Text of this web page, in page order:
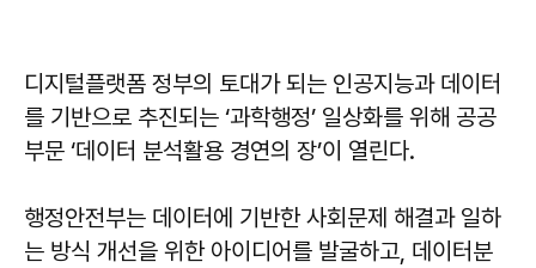
디지털플랫폼 정부의 토대가 되는 인공지능과 데이터
를 기반으로 추진되는 ‘과학행정’ 일상화를 위해 공공
부문 ‘데이터 분석활용 경연의 장’이 열린다.
행정안전부는 데이터에 기반한 사회문제 해결과 일하
는 방식 개선을 위한 아이디어를 발굴하고, 데이터분